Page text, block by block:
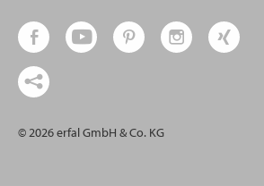
© 2026 erfal GmbH & Co. KG